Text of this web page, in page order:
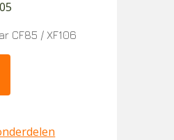
CF85 / XF106